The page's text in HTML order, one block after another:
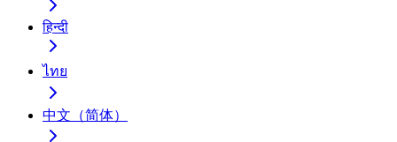
हिन्दी
ไทย
中文（简体）